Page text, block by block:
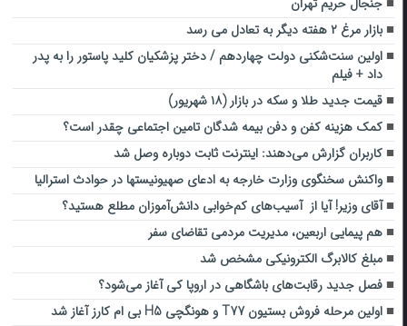
بازار مرغ ۲ هفته دیگر به تعادل می رسد
اولین سنت‌شکنی دولت چهاردهم / دختر پزشکیان کلید پاستور را به پدر
داد + فیلم
قیمت جدید طلا و سکه در بازار (۱۸ شهریور)
کمک هزینه کفن و دفن بیمه شدگان تامین اجتماعی چقدر است؟
کاربران گزارش می‌دهند: اینترنت ثابت دوباره وصل شد
واکنش سخنگوی وزارت خارجه به ادعای صهیونیستها در حوادث استرالیا
آقای وزیر! آیا از آسیب‌های کم‌خوابی دانش‌آموزان ‌مطلع هستید؟
هم پیمایی اربعین، مدیریت مردمی تقاضای سفر
مبلغ کالابرگ الکترونیکی مشخص شد
فصل جدید رقابت‌های باشگاهی در اروپا کی آغاز می‌شود؟
اولین مرحله فروش بستیون T77 و هونگچی H5 بی ام کارز آغاز شد